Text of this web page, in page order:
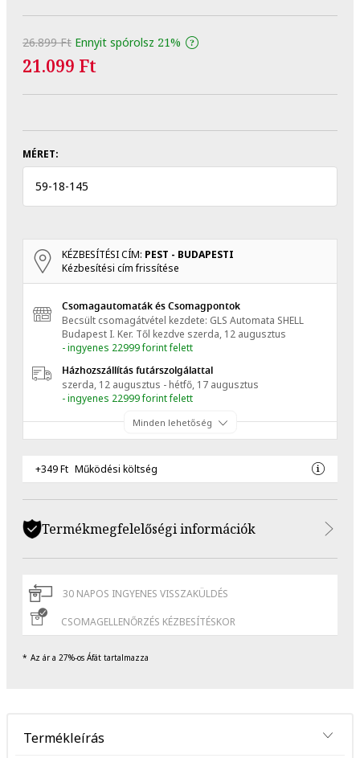
26.899 Ft Ennyit spórolsz 21%
21.099 Ft
MÉRET:
59-18-145
KÉZBESÍTÉSI CÍM: PEST - BUDAPESTI
Kézbesítési cím frissítése
Csomagautomaták és Csomagpontok
Becsült csomagátvétel kezdete: GLS Automata SHELL
Budapest I. Ker. Től kezdve szerda, 12 augusztus
- ingyenes 22999 forint felett
Házhozszállítás futárszolgálattal
szerda, 12 augusztus - hétfő, 17 augusztus
- ingyenes 22999 forint felett
Minden lehetőség
+349 Ft Működési költség
Termékmegfelelőségi információk
30 NAPOS INGYENES VISSZAKÜLDÉS
CSOMAGELLENŐRZÉS KÉZBESÍTÉSKOR
Az ár a 27%-os Áfát tartalmazza
Termékleírás